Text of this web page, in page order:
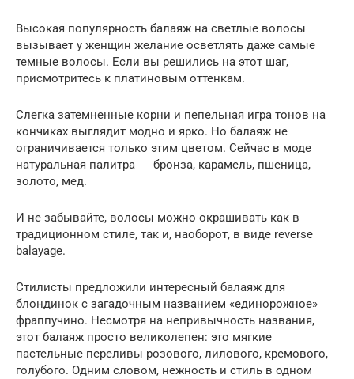
Высокая популярность балаяж на светлые волосы
вызывает у женщин желание осветлять даже самые
темные волосы. Если вы решились на этот шаг,
присмотритесь к платиновым оттенкам.
Слегка затемненные корни и пепельная игра тонов на
кончиках выглядит модно и ярко. Но балаяж не
ограничивается только этим цветом. Сейчас в моде
натуральная палитра ― бронза, карамель, пшеница,
золото, мед.
И не забывайте, волосы можно окрашивать как в
традиционном стиле, так и, наоборот, в виде reverse
balayage.
Стилисты предложили интересный балаяж для
блондинок с загадочным названием «единорожное»
фраппучино. Несмотря на непривычность названия,
этот балаяж просто великолепен: это мягкие
пастельные переливы розового, лилового, кремового,
голубого. Одним словом, нежность и стиль в одном